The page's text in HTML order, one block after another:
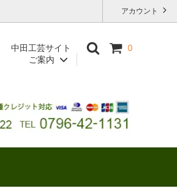
アカウント
0
中田工芸サイト
ご案内
へ
ガーのご案内